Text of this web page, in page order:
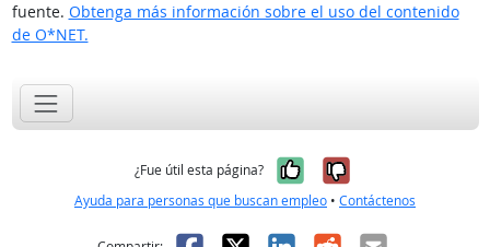
fuente. Obtenga más información sobre el uso del contenido
de O*NET.
¿Fue útil esta página? Sí, fue útil
No, no fue
Ayuda para personas que buscan empleo • Contáctenos